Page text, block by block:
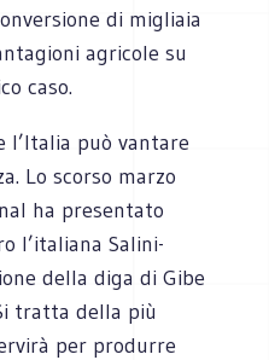
di migliaia
agricole su
caso.
l’Italia può vantare
Lo scorso marzo
ha presentato
l’italiana Salini-
della diga di Gibe
tratta della più
per produrre